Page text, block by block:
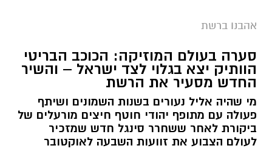
אהבנו ברשת
סערה בעולם המוזיקה: הכוכב הבריטי
הוותיק יצא בגלוי לצד ישראל – והשיר
החדש מסעיר את הרשת
מי שהיה אליל נעורים בשנות השמונים ושיתף
פעולה עם מתופף יהודי חוטף חיצים מורעלים של
ביקורת לאחר ששחרר סינגל חדש שמזכיר
לעולם הצבוע את זוועות השבעה לאוקטובר